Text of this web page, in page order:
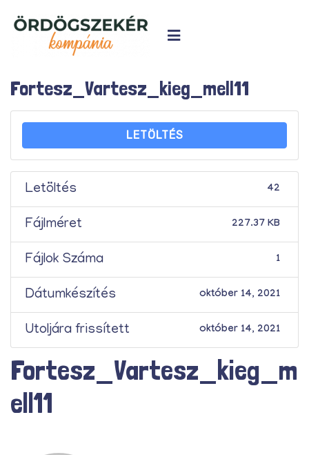
Fortesz_Vartesz_kieg_mell11
LETÖLTÉS
Letöltés 42
Fájlméret 227.37 KB
Fájlok Száma 1
Dátumkészítés október 14, 2021
Utoljára frissített október 14, 2021
Fortesz_Vartesz_kieg_m
ell11